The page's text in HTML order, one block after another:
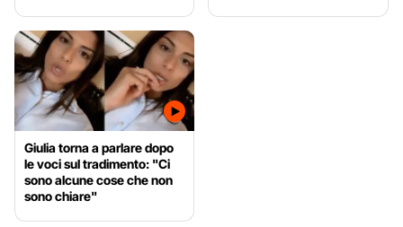
Giulia torna a parlare dopo
le voci sul tradimento: "Ci
sono alcune cose che non
sono chiare"